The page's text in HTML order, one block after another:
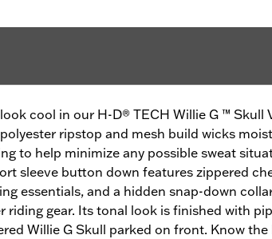
cool in our H-D® TECH Willie G ™ Skull
ripstop and mesh build wicks
to help minimize any possible sweat
sleeve button down features zippered
essentials, and a hidden snap-down
riding gear. Its tonal look is finished with
Willie G Skull parked on front. Know